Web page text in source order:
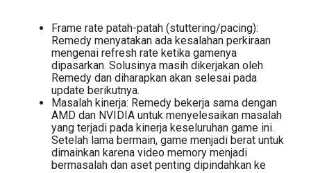
Frame rate patah-patah (stuttering/pacing):
Remedy menyatakan ada kesalahan perkiraan
mengenai refresh rate ketika gamenya
dipasarkan. Solusinya masih dikerjakan oleh
Remedy dan diharapkan akan selesai pada
update berikutnya.
Masalah kinerja: Remedy bekerja sama dengan
AMD dan NVIDIA untuk menyelesaikan masalah
yang terjadi pada kinerja keseluruhan game ini.
Setelah lama bermain, game menjadi berat untuk
dimainkan karena video memory menjadi
bermasalah dan aset penting dipindahkan ke